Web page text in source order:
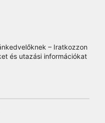
– Iratkozzon
és utazási információkat